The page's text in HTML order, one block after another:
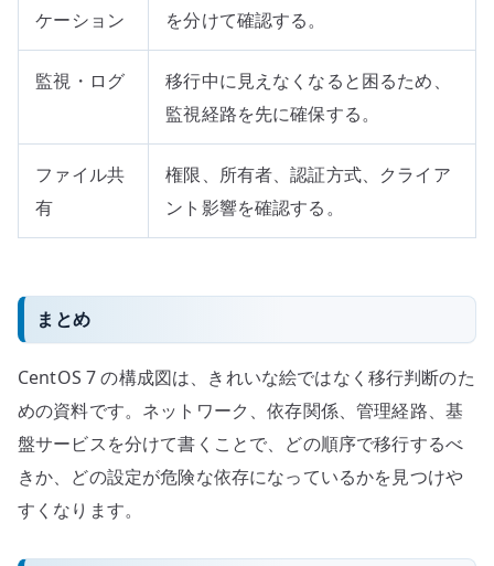
ケーション
を分けて確認する。
監視・ログ
移行中に見えなくなると困るため、
監視経路を先に確保する。
ファイル共
有
権限、所有者、認証方式、クライア
ント影響を確認する。
まとめ
CentOS 7 の構成図は、きれいな絵ではなく移行判断のた
めの資料です。ネットワーク、依存関係、管理経路、基
盤サービスを分けて書くことで、どの順序で移行するべ
きか、どの設定が危険な依存になっているかを見つけや
すくなります。